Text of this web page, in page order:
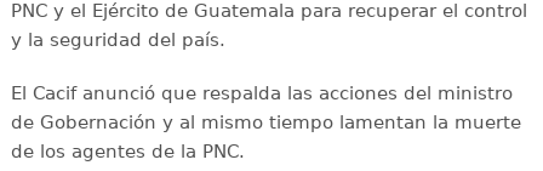
PNC y el Ejército de Guatemala para recuperar el control
y la seguridad del país.
El Cacif anunció que respalda las acciones del ministro
de Gobernación y al mismo tiempo lamentan la muerte
de los agentes de la PNC.